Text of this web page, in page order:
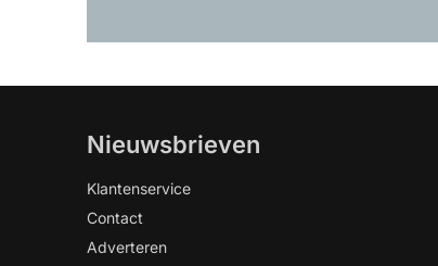
Nieuwsbrieven
Klantenservice
Contact
Adverteren